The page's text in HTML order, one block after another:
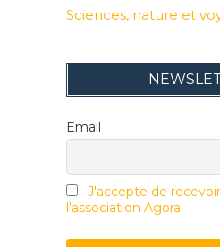
Sciences, nature et
Email
J'accepte de
l'association Agora.